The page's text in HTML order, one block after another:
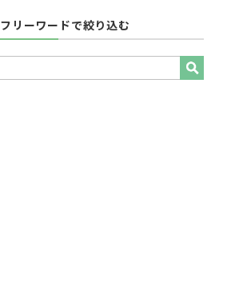
フリーワードで絞り込む